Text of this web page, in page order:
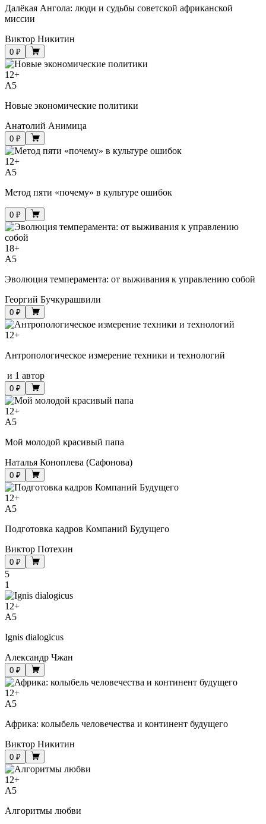
Далёкая Ангола: люди и судьбы советской африканской
миссии
Виктор Никитин
0 ₽
12+
A5
Новые экономические политики
Анатолий Анимица
0 ₽
12+
A5
Метод пяти «почему» в культуре ошибок
0 ₽
18+
A5
Эволюция темперамента: от выживания к управлению собой
Георгий Бучкурашвили
0 ₽
12+
Антропологическое измерение техники и технологий
и 1 автор
0 ₽
12+
A5
Мой молодой красивый папа
Наталья Коноплева (Сафонова)
0 ₽
12+
A5
Подготовка кадров Компаний Будущего
Виктор Потехин
0 ₽
5
1
12+
A5
Ignis dialogicus
Александр Чжан
0 ₽
12+
A5
Африка: колыбель человечества и континент будущего
Виктор Никитин
0 ₽
12+
A5
Алгоритмы любви